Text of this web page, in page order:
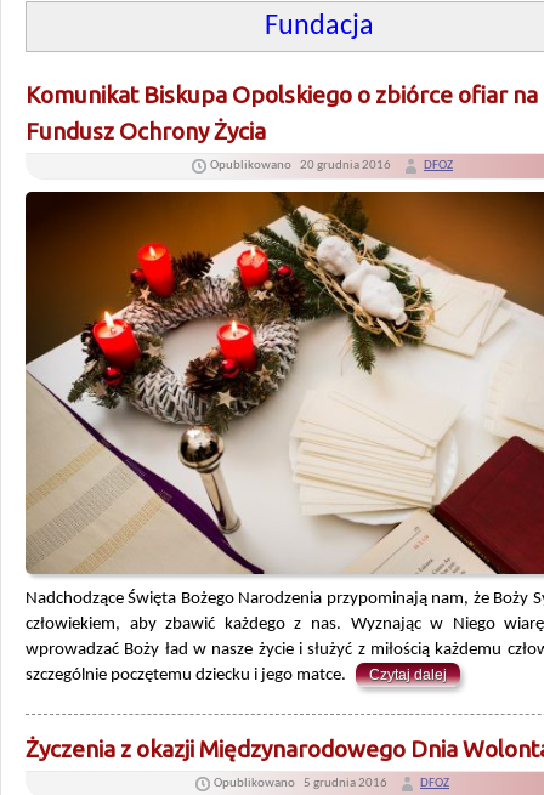
Fundacja
Komunikat Biskupa Opolskiego o zbiórce ofiar na
Fundusz Ochrony Życia
Opublikowano 20 grudnia 2016 DFOZ
Nadchodzące Święta Bożego Narodzenia przypominają nam, że Boży
człowiekiem, aby zbawić każdego z nas. Wyznając w Niego
wprowadzać Boży ład w nasze życie i służyć z miłością każdemu
szczególnie poczętemu dziecku i jego matce.
Czytaj dalej
Życzenia z okazji Międzynarodowego Dnia
Opublikowano 5 grudnia 2016 DFOZ